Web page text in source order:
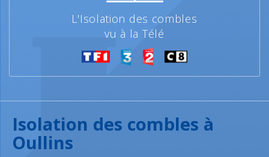
L'Isolation des combles
vu à la Télé
Isolation des combles à
Oullins